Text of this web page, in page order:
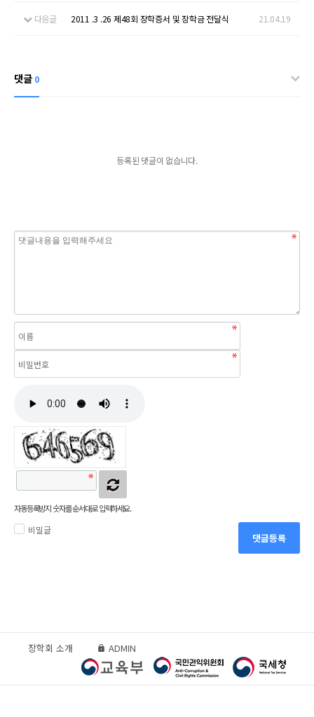
다음글 2011 .3 .26 제48회 장학증서 및 장학금 전달식 21.04.19
댓글 0
등록된 댓글이 없습니다.
자동등록방지 숫자를 순서대로 입력하세요.
비밀글
댓글등록
장학회 소개 ADMIN